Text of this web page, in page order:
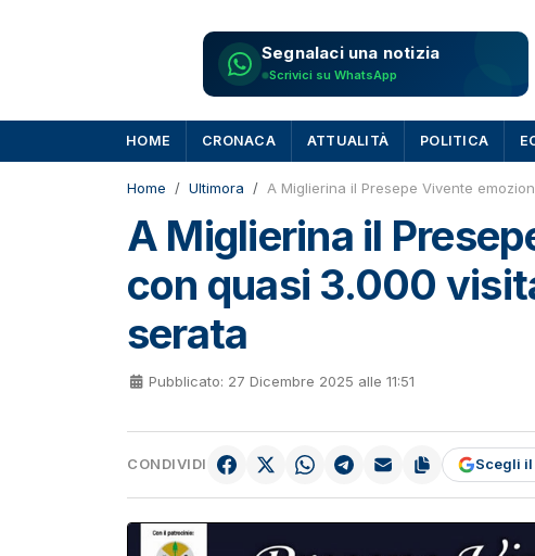
Segnalaci una notizia
Scrivici su WhatsApp
HOME CRONACA ATTUALITÀ POLITICA
Home Ultimora A Miglierina il Presepe Vivente
A Miglierina il
con quasi 3.000
serata
Pubblicato: 27 Dicembre 2025 alle 11:51
CONDIVIDI Scegli il